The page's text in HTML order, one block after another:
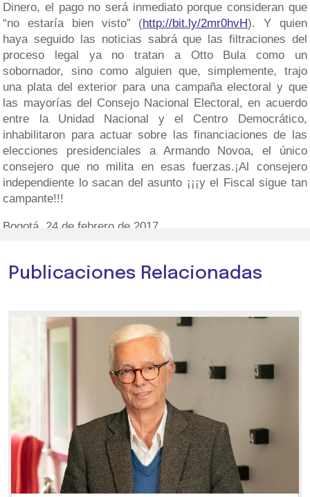
Dinero, el pago no será inmediato porque consideran que
“no estaría bien visto” (http://bit.ly/2mr0hvH). Y quien
haya seguido las noticias sabrá que las filtraciones del
proceso legal ya no tratan a Otto Bula como un
sobornador, sino como alguien que, simplemente, trajo
una plata del exterior para una campaña electoral y que
las mayorías del Consejo Nacional Electoral, en acuerdo
entre la Unidad Nacional y el Centro Democrático,
inhabilitaron para actuar sobre las financiaciones de las
elecciones presidenciales a Armando Novoa, el único
consejero que no milita en esas fuerzas.¡Al consejero
independiente lo sacan del asunto ¡¡¡y el Fiscal sigue tan
campante!!!
Bogotá, 24 de febrero de 2017.
Publicaciones Relacionadas